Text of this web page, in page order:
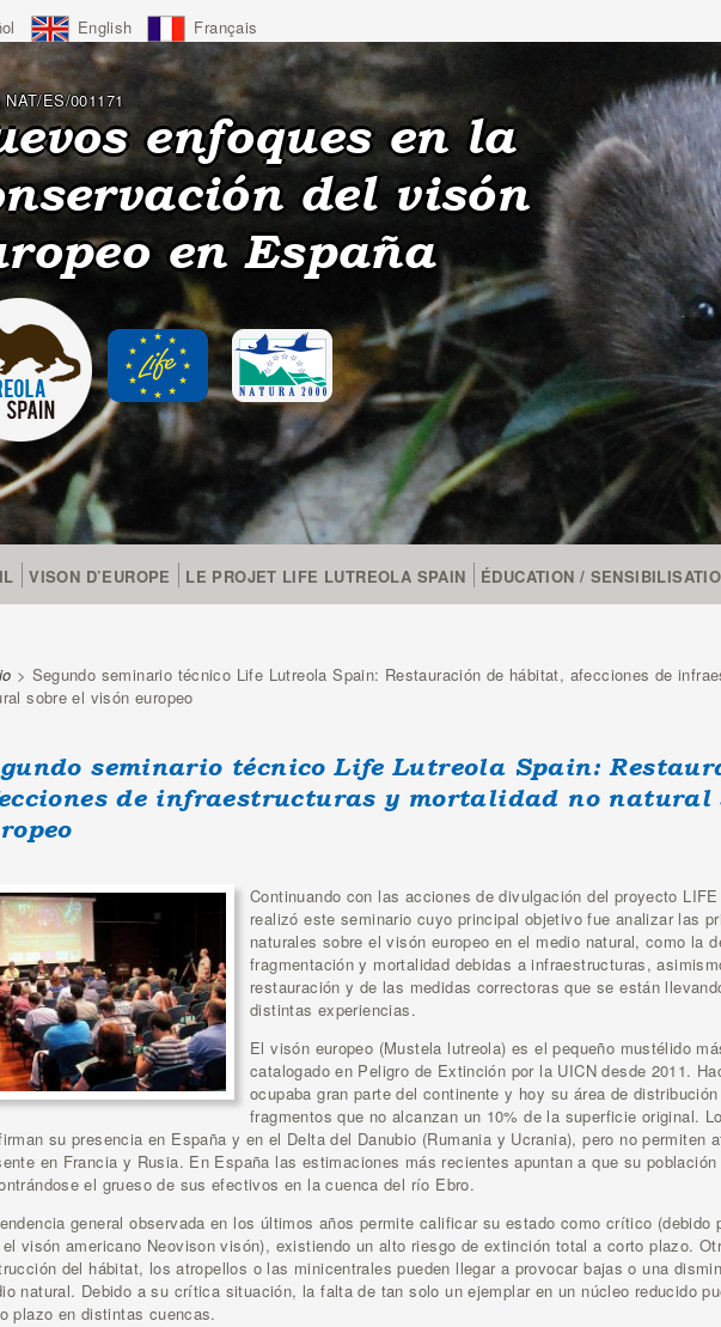
English Français
NAT/ES/001171
enfoques en la
del visón
en España
VISON D’EUROPE LE PROJET LIFE LUTREOLA SPAIN ÉDUCATION /
Vous êtes ici
> Segundo seminario técnico Life Lutreola Spain: Restauración de hábitat, afecciones de
sobre el visón europeo
seminario técnico Life Lutreola Spain:
de infraestructuras y mortalidad no natural
Continuando con las acciones de divulgación del proyecto
realizó este seminario cuyo principal objetivo fue analizar las
naturales sobre el visón europeo en el medio natural, como la
fragmentación y mortalidad debidas a infraestructuras,
restauración y de las medidas correctoras que se están
distintas experiencias.
El visón europeo (Mustela lutreola) es el pequeño mustélido
catalogado en Peligro de Extinción por la UICN desde 2011.
ocupaba gran parte del continente y hoy su área de
fragmentos que no alcanzan un 10% de la superficie original.
su presencia en España y en el Delta del Danubio (Rumania y Ucrania), pero no permiten
en Francia y Rusia. En España las estimaciones más recientes apuntan a que su
el grueso de sus efectivos en la cuenca del río Ebro.
general observada en los últimos años permite calificar su estado como crítico (debido
visón americano Neovison visón), existiendo un alto riesgo de extinción total a corto plazo.
del hábitat, los atropellos o las minicentrales pueden llegar a provocar bajas o una
natural. Debido a su crítica situación, la falta de tan solo un ejemplar en un núcleo reducido
plazo en distintas cuencas.